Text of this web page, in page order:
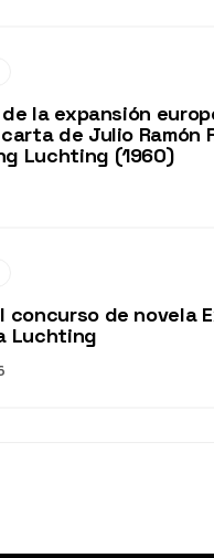
la expansión
de Julio Ramón
Luchting (1960)
concurso de novela
Luchting